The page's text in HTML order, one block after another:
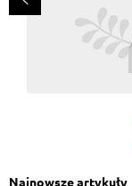
Najnowsze artykuły